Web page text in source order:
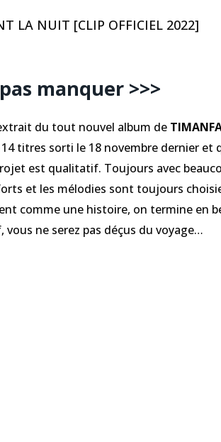
LA NUIT [CLIP OFFICIEL 2022]
manquer >>>
du tout nouvel album de
titres sorti le 18 novembre dernier et
est qualitatif. Toujours avec
et les mélodies sont toujours
comme une histoire, on termine en
ne serez pas déçus du voyage…